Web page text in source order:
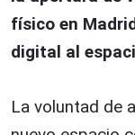
físico en
digital al
La voluntad de